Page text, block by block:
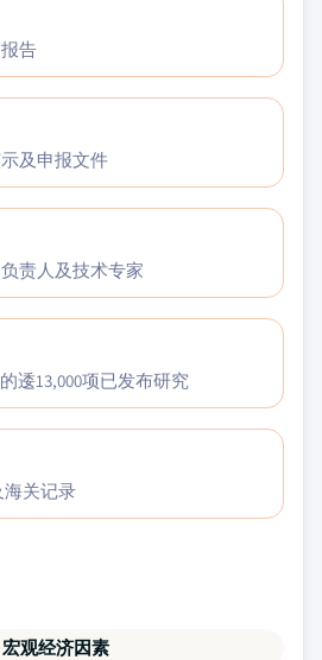
告
及申报文件
责人及技术专家
逶13,000项已发布研究
海关记录
宏观经济因素